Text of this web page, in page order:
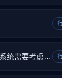
社区安装临沂人脸识别门禁系统需要考虑哪些要